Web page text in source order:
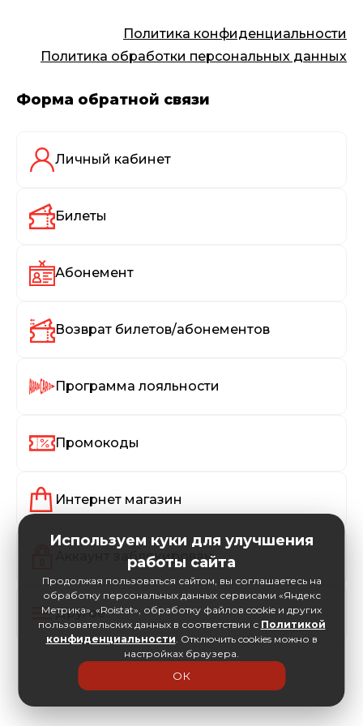
Политика конфиденциальности
Политика обработки персональных данных
Форма обратной связи
Личный кабинет
Билеты
Абонемент
Возврат билетов/абонементов
Программа лояльности
Промокоды
Интернет магазин
Аккаунт заблокирован
Другое
Используем куки для улучшения
работы сайта
Продолжая пользоваться сайтом, вы соглашаетесь на
обработку персональных данных сервисами «Яндекс
Метрика», «Roistat», обработку файлов cookie и других
пользовательских данных в соответствии с Политикой
конфиденциальности. Отключить cookies можно в
настройках браузера.
ОК